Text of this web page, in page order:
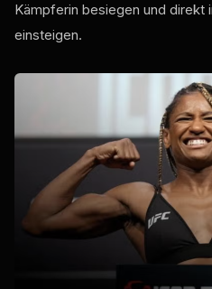
Kämpferin besiegen und
einsteigen.